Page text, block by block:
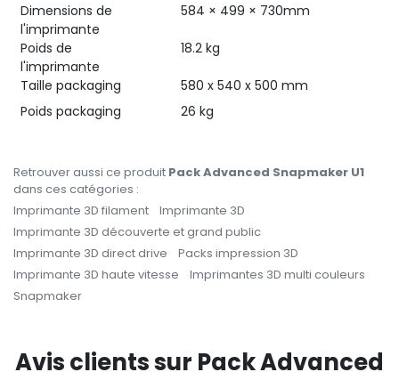
Dimensions de
l'imprimante
584 × 499 × 730mm
Poids de
l'imprimante
18.2 kg
Taille packaging
580 x 540 x 500 mm
Poids packaging
26 kg
Retrouver aussi ce produit Pack Advanced Snapmaker U1
dans ces catégories :
Imprimante 3D filament
Imprimante 3D
Imprimante 3D découverte et grand public
Imprimante 3D direct drive
Packs impression 3D
Imprimante 3D haute vitesse
Imprimantes 3D multi couleurs
Snapmaker
Avis clients sur Pack Advanced